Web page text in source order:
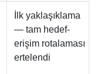
İlk yaklaşıklama
— tam hedef-
erişim rotalaması
ertelendi